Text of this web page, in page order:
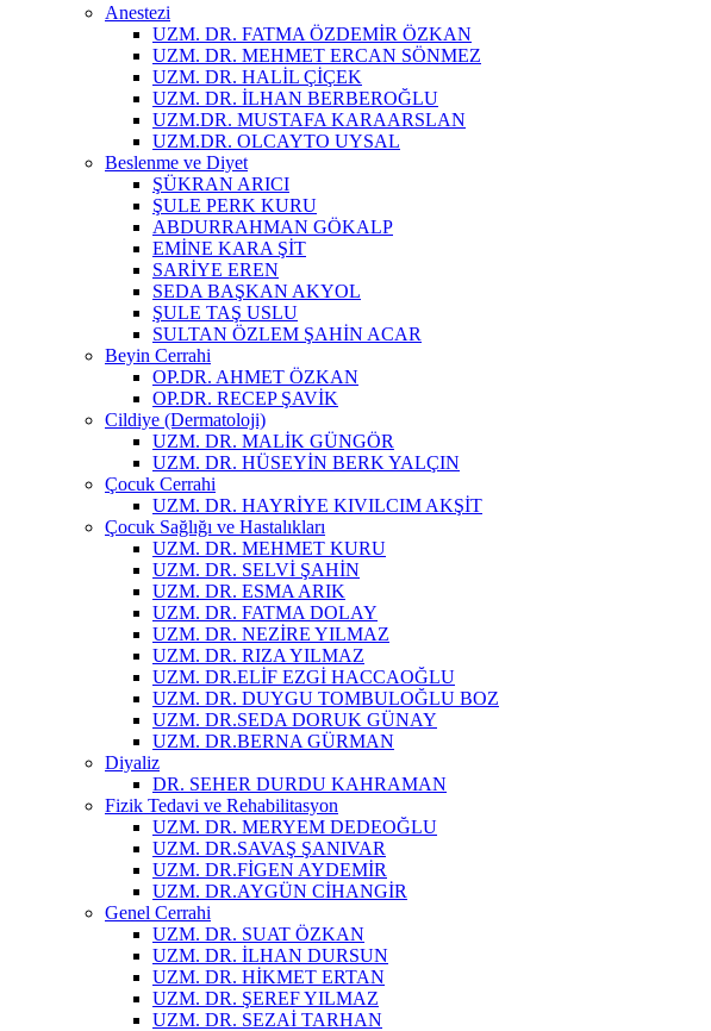
Anestezi
UZM. DR. FATMA ÖZDEMİR ÖZKAN
UZM. DR. MEHMET ERCAN SÖNMEZ
UZM. DR. HALİL ÇİÇEK
UZM. DR. İLHAN BERBEROĞLU
UZM.DR. MUSTAFA KARAARSLAN
UZM.DR. OLCAYTO UYSAL
Beslenme ve Diyet
ŞÜKRAN ARICI
ŞULE PERK KURU
ABDURRAHMAN GÖKALP
EMİNE KARA ŞİT
SARİYE EREN
SEDA BAŞKAN AKYOL
ŞULE TAŞ USLU
SULTAN ÖZLEM ŞAHİN ACAR
Beyin Cerrahi
OP.DR. AHMET ÖZKAN
OP.DR. RECEP ŞAVİK
Cildiye (Dermatoloji)
UZM. DR. MALİK GÜNGÖR
UZM. DR. HÜSEYİN BERK YALÇIN
Çocuk Cerrahi
UZM. DR. HAYRİYE KIVILCIM AKŞİT
Çocuk Sağlığı ve Hastalıkları
UZM. DR. MEHMET KURU
UZM. DR. SELVİ ŞAHİN
UZM. DR. ESMA ARIK
UZM. DR. FATMA DOLAY
UZM. DR. NEZİRE YILMAZ
UZM. DR. RIZA YILMAZ
UZM. DR.ELİF EZGİ HACCAOĞLU
UZM. DR. DUYGU TOMBULOĞLU BOZ
UZM. DR.SEDA DORUK GÜNAY
UZM. DR.BERNA GÜRMAN
Diyaliz
DR. SEHER DURDU KAHRAMAN
Fizik Tedavi ve Rehabilitasyon
UZM. DR. MERYEM DEDEOĞLU
UZM. DR.SAVAŞ ŞANIVAR
UZM. DR.FİGEN AYDEMİR
UZM. DR.AYGÜN CİHANGİR
Genel Cerrahi
UZM. DR. SUAT ÖZKAN
UZM. DR. İLHAN DURSUN
UZM. DR. HİKMET ERTAN
UZM. DR. ŞEREF YILMAZ
UZM. DR. SEZAİ TARHAN